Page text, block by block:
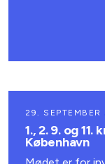
29.
1., 2. 9. og
København